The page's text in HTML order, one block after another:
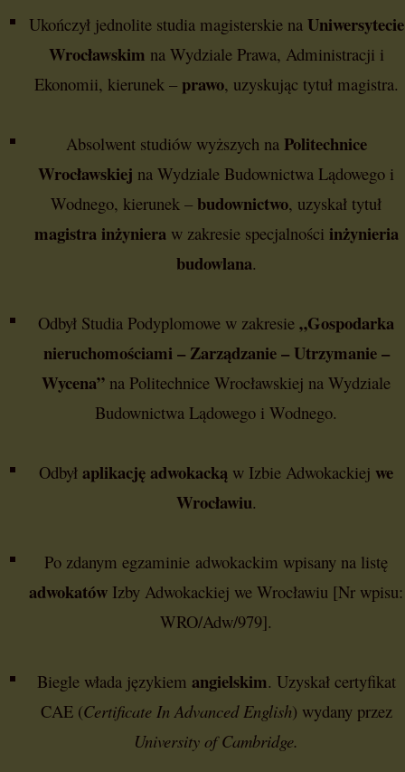
Ukończył jednolite studia magisterskie na Uniwersytecie
Wrocławskim na Wydziale Prawa, Administracji i
Ekonomii, kierunek – prawo, uzyskując tytuł magistra.
Absolwent studiów wyższych na Politechnice
Wrocławskiej na Wydziale Budownictwa Lądowego i
Wodnego, kierunek – budownictwo, uzyskał tytuł
magistra inżyniera w zakresie specjalności inżynieria
budowlana.
Odbył Studia Podyplomowe w zakresie „Gospodarka
nieruchomościami – Zarządzanie – Utrzymanie –
Wycena” na Politechnice Wrocławskiej na Wydziale
Budownictwa Lądowego i Wodnego.
Odbył aplikację adwokacką w Izbie Adwokackiej we
Wrocławiu.
Po zdanym egzaminie adwokackim wpisany na listę
adwokatów Izby Adwokackiej we Wrocławiu [Nr wpisu:
WRO/Adw/979].
Biegle włada językiem angielskim. Uzyskał certyfikat
CAE (Certificate In Advanced English) wydany przez
University of Cambridge.